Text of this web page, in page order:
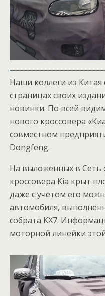
Наши коллеги из Китая
страницах своих
новинки. По всей
нового кроссовера
совместном
Dongfeng.
На выложенных в Сеть
кроссовера Kia крыт
даже с учетом его
автомобиля,
собрата KX7.
моторной линейки